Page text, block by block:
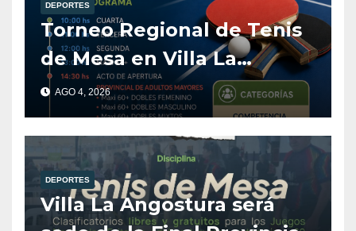
DEPORTES
Torneo Regional de Tenis
de Mesa en Villa La
Angostura
AGO 4, 2026
DEPORTES
Villa La Angostura será